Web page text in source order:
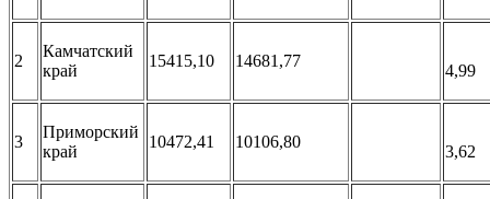
2
Камчатский
край
15415,10 14681,77
4,99
3
Приморский
край
10472,41 10106,80
3,62